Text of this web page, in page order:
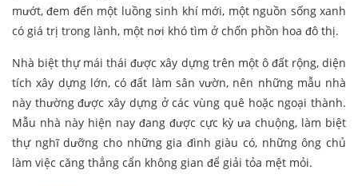
mướt, đem đến một luồng sinh khí mới, một nguồn sống xanh
có giá trị trong lành, một nơi khó tìm ở chốn phồn hoa đô thị.
Nhà biệt thự mái thái được xây dựng trên một ô đất rộng, diện
tích xây dựng lớn, có đất làm sân vườn, nên những mẫu nhà
này thường được xây dựng ở các vùng quê hoặc ngoại thành.
Mẫu nhà này hiện nay đang được cực kỳ ưa chuộng, làm biệt
thự nghĩ dưỡng cho những gia đình giàu có, những ông chủ
làm việc căng thẳng cẩn không gian để giải tỏa mệt mỏi.